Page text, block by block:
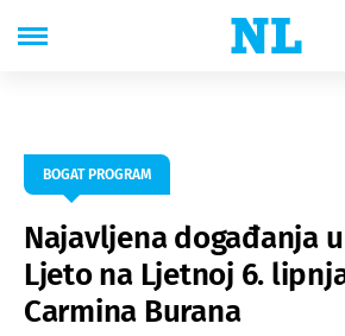
BOGAT PROGRAM
Najavljena događanja
Ljeto na Ljetnoj 6.
Carmina Burana